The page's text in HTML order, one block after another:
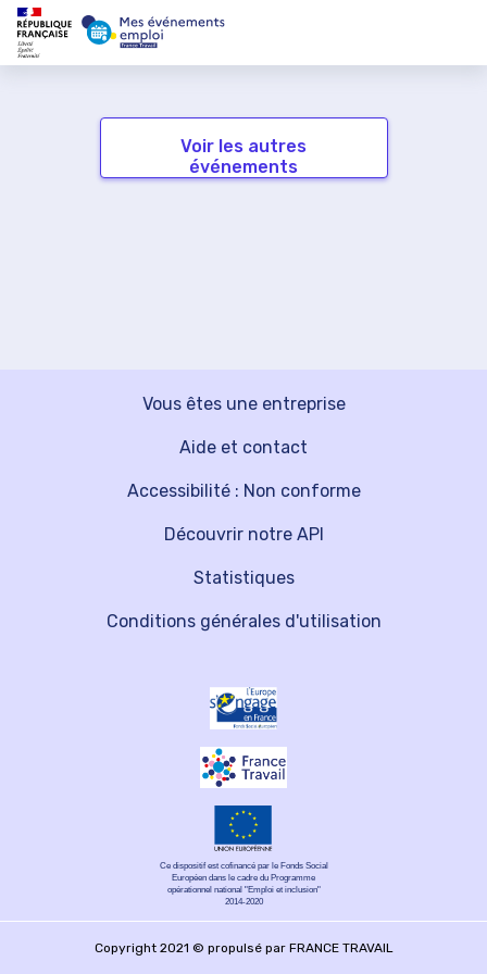
Voir les autres
événements
Vous êtes une entreprise
Découvrir notre API
Aide et contact
Statistiques
Accessibilité : Non conforme
Conditions générales d'utilisation
Ce dispositif est cofinancé par le Fonds Social
Européen dans le cadre du Programme
opérationnel national "Emploi et inclusion"
2014-2020
Copyright 2021 © propulsé par FRANCE TRAVAIL